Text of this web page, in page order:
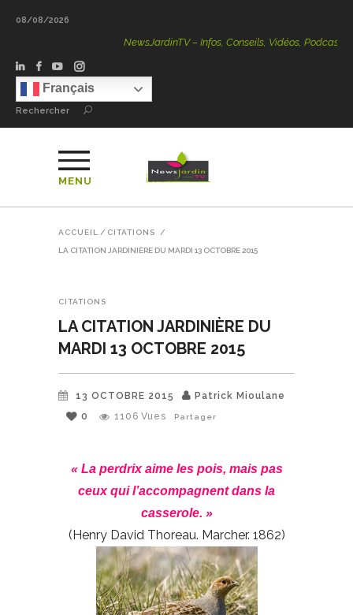
08/08/2026
NewsJardinTV – Infos, Conseils, Vidéos, Podcasts – 100
Français
Rechercher
MENU
ACCUEIL / CITATIONS /
LA CITATION JARDINIÈRE DU MARDI 13 OCTOBRE 2015
CITATIONS
LA CITATION JARDINIÈRE DU
MARDI 13 OCTOBRE 2015
13 OCTOBRE 2015
Patrick Mioulane
0
1106 Vues Partager
« La perdrix aime les pois, mais pas
ceux qui l’accompagnent dans la
casserole. »
(Henry David Thoreau. Marcher. 1862)